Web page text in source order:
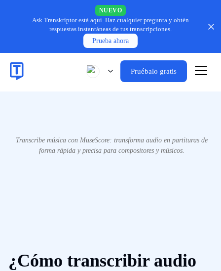
NUEVO
Ask Transkriptor está aquí. Haz cualquier pregunta y obtén
respuestas instantáneas de tus transcripciones.
Prueba ahora
Pruébalo gratis
Transcribe música con MuseScore: transforma audio en partituras de
forma rápida y precisa para compositores y músicos.
¿Cómo transcribir audio